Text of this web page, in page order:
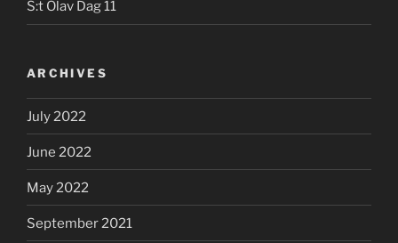
S:t Olav Dag 11
ARCHIVES
July 2022
June 2022
May 2022
September 2021